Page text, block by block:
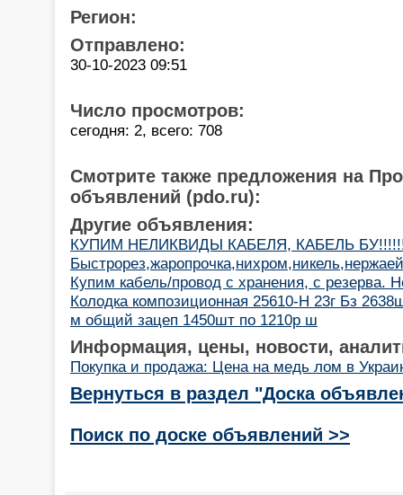
Регион:
Отправлено:
30-10-2023 09:51
Число просмотров:
сегодня: 2, всего: 708
Смотрите также предложения на
объявлений (pdo.ru):
Другие объявления:
КУПИМ НЕЛИКВИДЫ КАБЕЛЯ, КАБЕЛЬ
Купим кабель/провод с хранения, с резерва.
Колодка композиционная 25610-Н 23г Бз
м общий зацеп 1450шт по 1210р ш
Информация, цены, новости,
Покупка и продажа: Цена на медь лом в
Вернуться в раздел "Доска
Поиск по доске объявлений >>